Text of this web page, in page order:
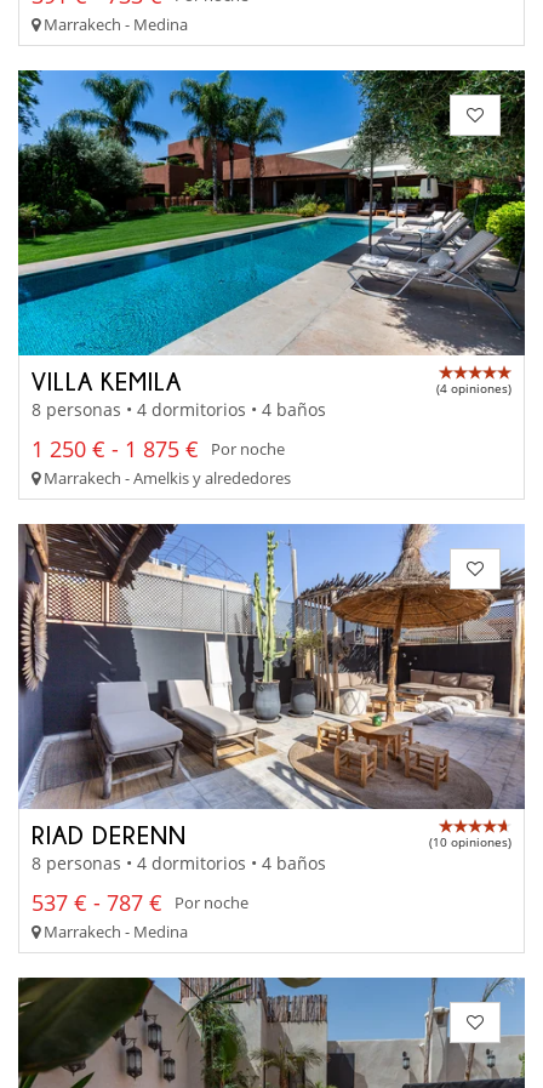
Marrakech - Medina
VILLA KEMILA (4 opiniones)
8 personas • 4 dormitorios • 4 baños
1 250 € - 1 875 €
Por noche
Marrakech - Amelkis y alrededores
RIAD DERENN (10 opiniones)
8 personas • 4 dormitorios • 4 baños
537 € - 787 €
Por noche
Marrakech - Medina